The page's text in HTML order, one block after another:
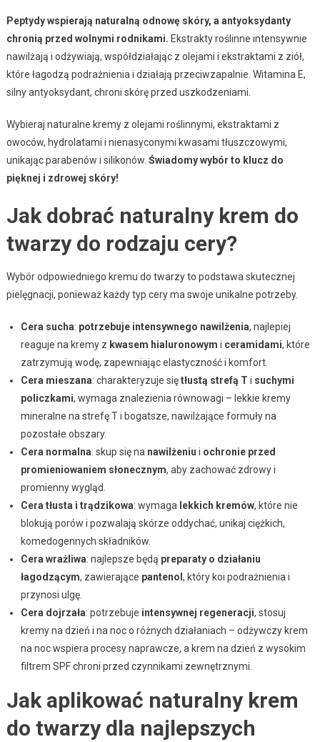
Peptydy wspierają naturalną odnowę skóry, a antyoksydanty
chronią przed wolnymi rodnikami. Ekstrakty roślinne intensywnie
nawilżają i odżywiają, współdziałając z olejami i ekstraktami z ziół,
które łagodzą podrażnienia i działają przeciwzapalnie. Witamina E,
silny antyoksydant, chroni skórę przed uszkodzeniami.
Wybieraj naturalne kremy z olejami roślinnymi, ekstraktami z
owoców, hydrolatami i nienasyconymi kwasami tłuszczowymi,
unikając parabenów i silikonów. Świadomy wybór to klucz do
pięknej i zdrowej skóry!
Jak dobrać naturalny krem do
twarzy do rodzaju cery?
Wybór odpowiedniego kremu do twarzy to podstawa skutecznej
pielęgnacji, ponieważ każdy typ cery ma swoje unikalne potrzeby.
Cera sucha: potrzebuje intensywnego nawilżenia, najlepiej
reaguje na kremy z kwasem hialuronowym i ceramidami, które
zatrzymują wodę, zapewniając elastyczność i komfort.
Cera mieszana: charakteryzuje siętłustą strefą T i suchymi
policzkami, wymaga znalezienia równowagi – lekkie kremy
mineralne na strefę T i bogatsze, nawilżające formuły na
pozostałe obszary.
Cera normalna: skup się na nawilżeniu i ochronie przed
promieniowaniem słonecznym, aby zachować zdrowy i
promienny wygląd.
Cera tłusta i trądzikowa: wymaga lekkich kremów, które nie
blokują porów i pozwalają skórze oddychać, unikaj ciężkich,
komedogennych składników.
Cera wrażliwa: najlepsze będą preparaty o działaniu
łagodzącym, zawierające pantenol , który koi podrażnienia i
przynosi ulgę.
Cera dojrzała: potrzebuje intensywnej regeneracji, stosuj
kremy na dzień i na noc o różnych działaniach – odżywczy krem
na noc wspiera procesy naprawcze, a krem na dzień z wysokim
filtrem SPF chroni przed czynnikami zewnętrznymi.
Jak aplikować naturalny krem
do twarzy dla najlepszych